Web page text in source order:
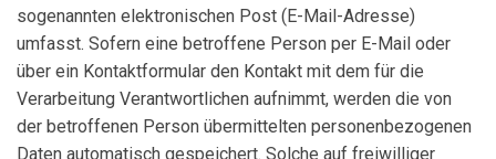
sogenannten elektronischen Post (E-Mail-Adresse)
umfasst. Sofern eine betroffene Person per E-Mail oder
über ein Kontaktformular den Kontakt mit dem für die
Verarbeitung Verantwortlichen aufnimmt, werden die von
der betroffenen Person übermittelten personenbezogenen
Daten automatisch gespeichert. Solche auf freiwilliger